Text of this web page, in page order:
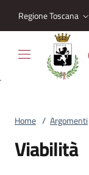
Regione Toscana
Home / Argomenti
Viabilità